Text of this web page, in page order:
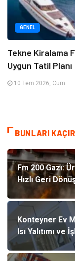
GENEL
Tekne Kiralama
Uygun Tatil Planı
10 Tem 2026, Cum
BUNLARI
Fm 200 Gazı:
Hızlı Geri
Konteyner Ev
Isı Yalıtımı